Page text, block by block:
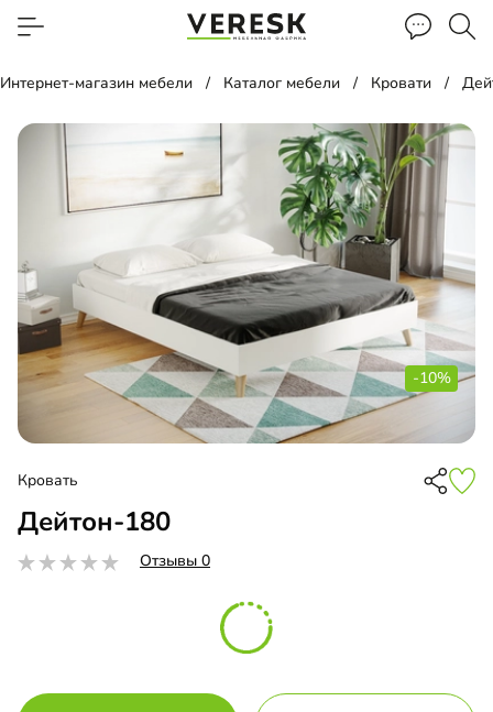
Интернет-магазин мебели Каталог мебели Кровати
-10%
Кровать
Дейтон-180
Отзывы 0